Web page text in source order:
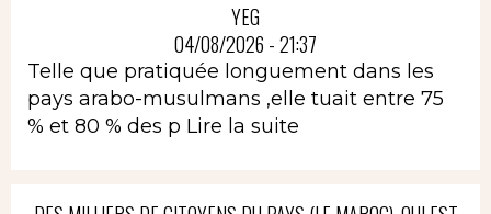
YEG
04/08/2026 - 21:37
Telle que pratiquée longuement dans les
pays arabo-musulmans ,elle tuait entre 75
% et 80 % des p Lire la suite